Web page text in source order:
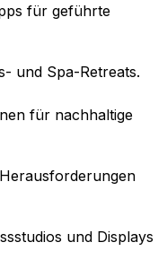
für geführte
und Spa-Retreats.
für nachhaltige
und Displays